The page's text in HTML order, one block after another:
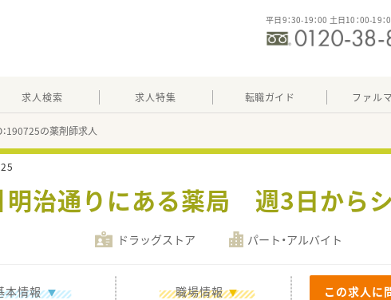
平日9：30-19：00 土日10：00-19：
求人検索 求人特集 転職ガイド ファル
190725の薬剤師求人
】明治通りにある薬局 週3日から
ドラッグストア パート・アルバイト
本情報 職場情報 この求人に